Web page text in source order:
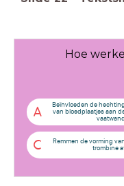
Hoe
A
Beïnvloeden de hechting
van bloedplaatjes aan
vaatwand
C
Remmen de vorming van
trombine